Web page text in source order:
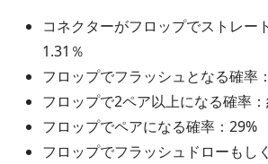
コネクターがフロップでストレー
1.31％
フロップでフラッシュとなる確率
フロップで2ペア以上になる確率
フロップでペアになる確率：29%
フロップでフラッシュドローもし